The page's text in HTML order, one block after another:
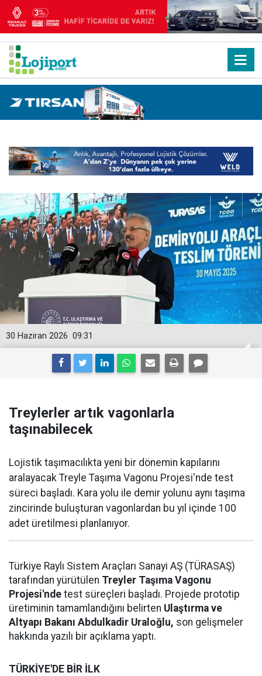
09:31
30 Haziran 2026
Treylerler artık vagonlarla
taşınabilecek
Lojistik taşımacılıkta yeni bir dönemin kapılarını
aralayacak Treyle Taşıma Vagonu Projesi'nde test
süreci başladı. Kara yolu ile demir yolunu aynı taşıma
zincirinde buluşturan vagonlardan bu yıl içinde 100
adet üretilmesi planlanıyor.
Türkiye Raylı Sistem Araçları Sanayi AŞ (TÜRASAŞ)
tarafından yürütülen Treyler Taşıma Vagonu
Projesi'nde test süreçleri başladı. Projede prototip
üretiminin tamamlandığını belirten Ulaştırma ve
Altyapı Bakanı Abdulkadir Uraloğlu, son gelişmeler
hakkında yazılı bir açıklama yaptı.
TÜRKİYE'DE BİR İLK